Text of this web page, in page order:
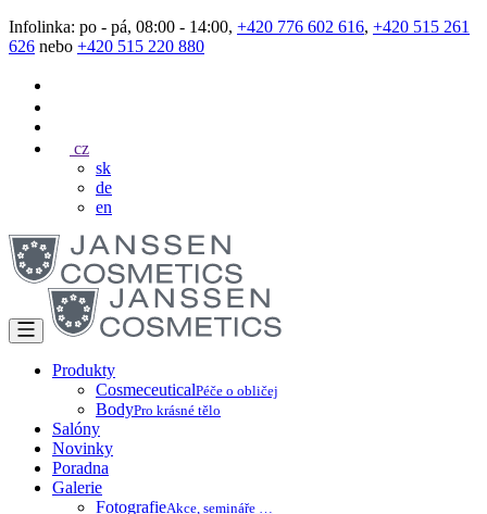
Infolinka: po - pá, 08:00 - 14:00, +420 776 602 616, +420 515 261
626 nebo +420 515 220 880
cz
sk
de
en
Produkty
CosmeceuticalPéče o obličej
BodyPro krásné tělo
Salóny
Novinky
Poradna
Galerie
FotografieAkce, semináře …